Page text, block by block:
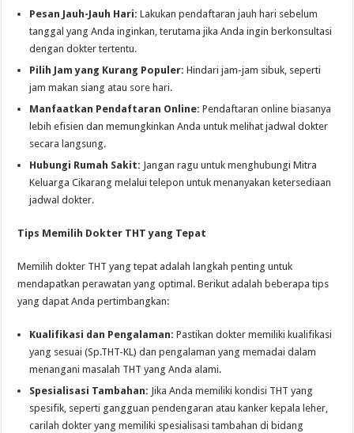
Pesan Jauh-Jauh Hari: Lakukan pendaftaran jauh hari sebelum
tanggal yang Anda inginkan, terutama jika Anda ingin berkonsultasi
dengan dokter tertentu.
Pilih Jam yang Kurang Populer: Hindari jam-jam sibuk, seperti
jam makan siang atau sore hari.
Manfaatkan Pendaftaran Online: Pendaftaran online biasanya
lebih efisien dan memungkinkan Anda untuk melihat jadwal dokter
secara langsung.
Hubungi Rumah Sakit: Jangan ragu untuk menghubungi Mitra
Keluarga Cikarang melalui telepon untuk menanyakan ketersediaan
jadwal dokter.
Tips Memilih Dokter THT yang Tepat
Memilih dokter THT yang tepat adalah langkah penting untuk
mendapatkan perawatan yang optimal. Berikut adalah beberapa tips
yang dapat Anda pertimbangkan:
Kualifikasi dan Pengalaman: Pastikan dokter memiliki kualifikasi
yang sesuai (Sp.THT-KL) dan pengalaman yang memadai dalam
menangani masalah THT yang Anda alami.
Spesialisasi Tambahan: Jika Anda memiliki kondisi THT yang
spesifik, seperti gangguan pendengaran atau kanker kepala leher,
carilah dokter yang memiliki spesialisasi tambahan di bidang